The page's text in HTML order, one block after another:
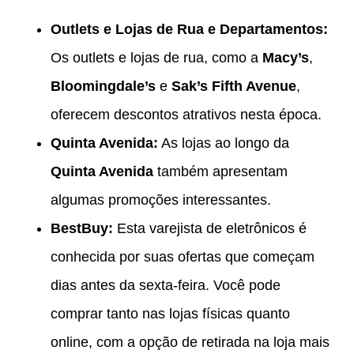
Outlets e Lojas de Rua e Departamentos:
Os outlets e lojas de rua, como a Macy’s,
Bloomingdale’s e Sak’s Fifth Avenue,
oferecem descontos atrativos nesta época.
Quinta Avenida: As lojas ao longo da
Quinta Avenida também apresentam
algumas promoções interessantes.
BestBuy: Esta varejista de eletrônicos é
conhecida por suas ofertas que começam
dias antes da sexta-feira. Você pode
comprar tanto nas lojas físicas quanto
online, com a opção de retirada na loja mais